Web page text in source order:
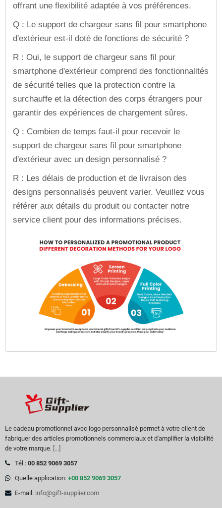
offrant une flexibilité adaptée à vos préférences.
Q : Le support de chargeur sans fil pour smartphone
d'extérieur est-il doté de fonctions de sécurité ?
R : Oui, le support de chargeur sans fil pour
smartphone d'extérieur comprend des fonctionnalités
de sécurité telles que la protection contre la
surchauffe et la détection des corps étrangers pour
garantir des expériences de chargement sûres.
Q : Combien de temps faut-il pour recevoir le
support de chargeur sans fil pour smartphone
d'extérieur avec un design personnalisé ?
R : Les délais de production et de livraison des
designs personnalisés peuvent varier. Veuillez vous
référer aux détails du produit ou contacter notre
service client pour des informations précises.
Le cadeau promotionnel avec logo personnalisé permet à votre client de
fabriquer des articles promotionnels commerciaux et d'amplifier la visibilité
de votre marque. [...]
Tél : 00 852 9069 3057
Quelle application: +00 852 9069 3057
E-mail: info@gift-supplier.com